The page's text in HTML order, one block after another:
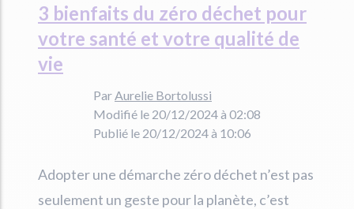
3 bienfaits du zéro déchet pour
votre santé et votre qualité de
vie
ParAurelie Bortolussi
Modifié le 20/12/2024 à 02:08
Publié le 20/12/2024 à 10:06
Adopter une démarche zéro déchet n’est pas
seulement un geste pour la planète, c’est